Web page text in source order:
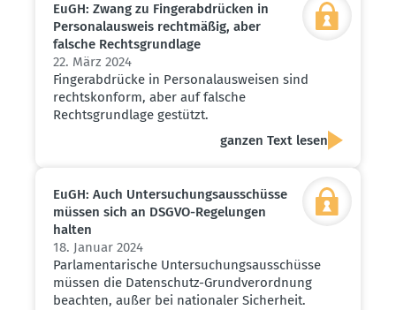
EuGH: Zwang zu Finger­ab­drücken in
Perso­nal­ausweis recht­mäßig, aber
falsche Rechts­grundlage
22. März 2024
Fingerabdrücke in Personalausweisen sind
rechtskonform, aber auf falsche
Rechtsgrundlage gestützt.
ganzen Text lesen
EuGH: Auch Unter­su­chungs­aus­schüsse
müssen sich an DSGVO-Regelungen
halten
18. Januar 2024
Parlamentarische Untersuchungsausschüsse
müssen die Datenschutz-Grundverordnung
beachten, außer bei nationaler Sicherheit.